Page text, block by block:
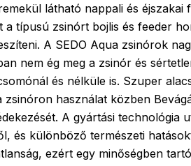
látható nappali és éjszakai
típusú zsinórt bojlis és feeder
A SEDO Aqua zsinórok
nem ég meg a zsinór és
és nélküle is. Szuper
használat közben
A gyártási technológia
és különböző természeti
ezért egy minőségben